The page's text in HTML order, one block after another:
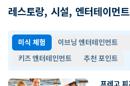
레스토랑, 시설, 엔터테이먼
미식 체험 이브닝 엔터테인먼트
키즈 엔터테인먼트
추천 포인트
프레고